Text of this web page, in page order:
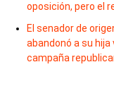
oposición, pero el
El senador de
abandonó a su
campaña